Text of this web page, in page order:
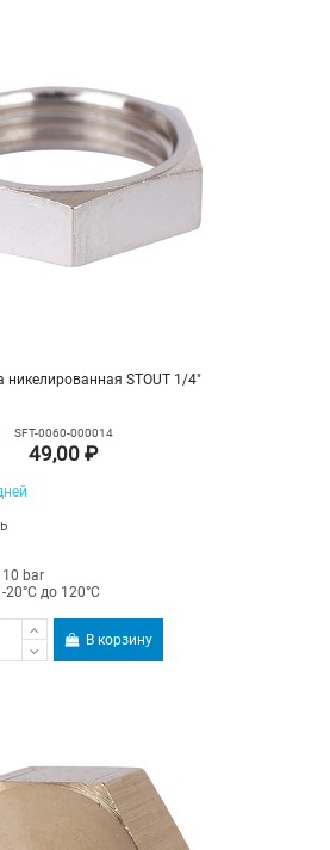
никелированная STOUT 1/4"
SFT-0060-000014
49,00 ₽
bar
до 120°C
В корзину